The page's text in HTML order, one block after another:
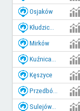
Osjaków
Kłudzic...
Mirków
Kuźnica...
Kęszyce
Przedbó...
Sulejów...